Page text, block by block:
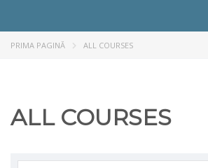
PRIMA PAGINĂ ALL COURSES
ALL COURSES